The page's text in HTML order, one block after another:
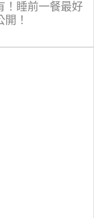
！睡前一餐最好
！